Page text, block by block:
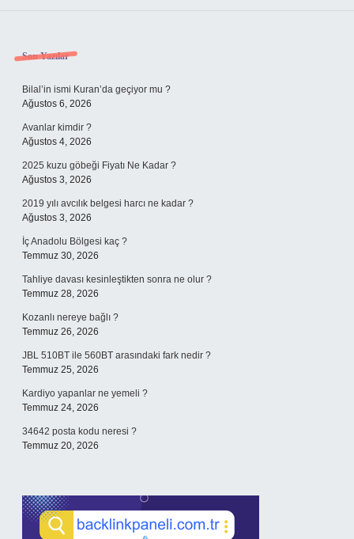
Sidebar
Son Yazılar
Bilal’in ismi Kuran’da geçiyor mu ?
Ağustos 6, 2026
Avanlar kimdir ?
Ağustos 4, 2026
2025 kuzu göbeği Fiyatı Ne Kadar ?
Ağustos 3, 2026
2019 yılı avcılık belgesi harcı ne kadar ?
Ağustos 3, 2026
İç Anadolu Bölgesi kaç ?
Temmuz 30, 2026
Tahliye davası kesinleştikten sonra ne olur ?
Temmuz 28, 2026
Kozanlı nereye bağlı ?
Temmuz 26, 2026
JBL 510BT ile 560BT arasındaki fark nedir ?
Temmuz 25, 2026
Kardiyo yapanlar ne yemeli ?
Temmuz 24, 2026
34642 posta kodu neresi ?
Temmuz 20, 2026